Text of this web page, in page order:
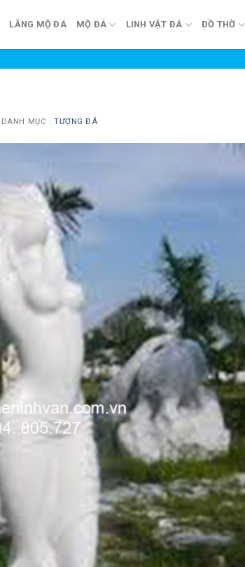
LĂNG MỘ ĐÁ MỘ ĐÁ LINH VẬT ĐÁ ĐỒ THỜ
DANH MỤC : TƯỢNG ĐÁ